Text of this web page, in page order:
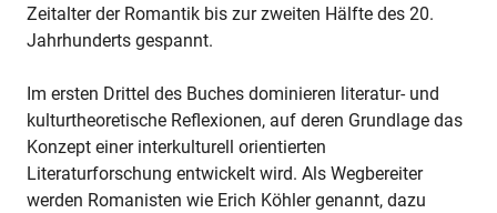
Zeitalter der Romantik bis zur zweiten Hälfte des 20.
Jahrhunderts gespannt.
Im ersten Drittel des Buches dominieren literatur- und
kulturtheoretische Reflexionen, auf deren Grundlage das
Konzept einer interkulturell orientierten
Literaturforschung entwickelt wird. Als Wegbereiter
werden Romanisten wie Erich Köhler genannt, dazu